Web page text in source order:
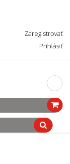
Zaregistrovať
Prihlásiť